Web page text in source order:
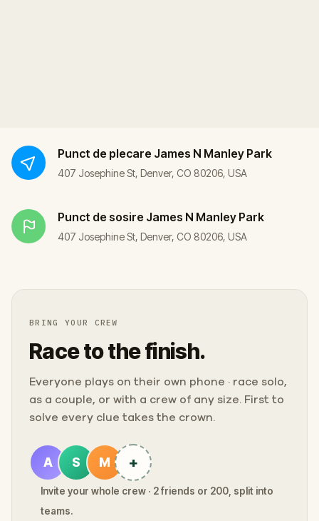
Punct de plecare James N Manley Park
407 Josephine St, Denver, CO 80206, USA
Punct de sosire James N Manley Park
407 Josephine St, Denver, CO 80206, USA
BRING YOUR CREW
Race to the finish.
Everyone plays on their own phone · race solo,
as a couple, or with a crew of any size. First to
solve every clue takes the crown.
A S M +
Invite your whole crew · 2 friends or 200, split into
teams.